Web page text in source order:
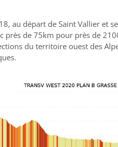
au départ de Saint Vallier et
près de 75km pour près de
du territoire ouest des